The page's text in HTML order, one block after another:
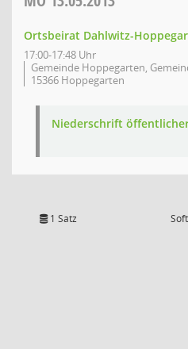
Ortsbeirat Dahlwitz-
17:00-17:48 Uhr
Gemeinde Hoppegarten,
15366 Hoppegarten
Niederschrift
1 Satz